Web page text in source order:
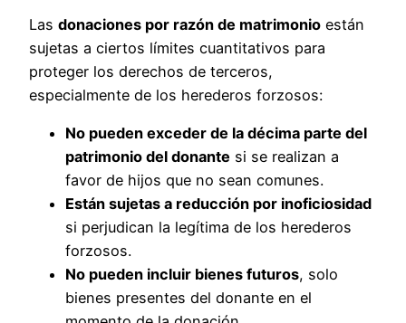
Las donaciones por razón de matrimonio están
sujetas a ciertos límites cuantitativos para
proteger los derechos de terceros,
especialmente de los herederos forzosos:
No pueden exceder de la décima parte del
patrimonio del donante si se realizan a
favor de hijos que no sean comunes.
Están sujetas a reducción por inoficiosidad
si perjudican la legítima de los herederos
forzosos.
No pueden incluir bienes futuros, solo
bienes presentes del donante en el